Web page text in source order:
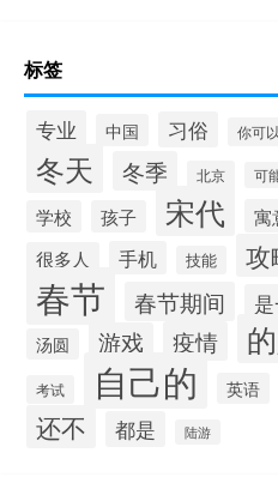
标签
专业 中国 习俗 你可以
冬天 冬季 北京 可
学校
孩子 宋代 寓
很多人 手机 技能 攻
春节 春节期间
汤圆 游戏 疫情
考试 自己的 英语
还不 都是 陆游